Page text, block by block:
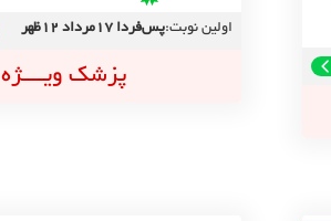
اولین نوبت:پس‌فردا 17مرداد 12ظهر
پزشک ویــــژه